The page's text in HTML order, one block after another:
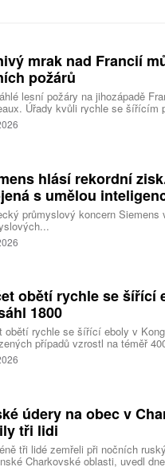
mrak nad Francií
požárů
lesní požáry na jihozápadě
Úřady kvůli rychle se šířícím
lidí a nevylučují ani další
Hasiči zároveň čelí
hlásí rekordní
s umělou
průmyslový koncern
obětí rychle se šířící
1800
obětí rychle se šířící eboly v
případů vzrostl na téměř
Reuters s odkazem na konžské
údery na obec v
tři lidi
tři lidé zemřeli při nočních
Charkovské oblasti, uvedl